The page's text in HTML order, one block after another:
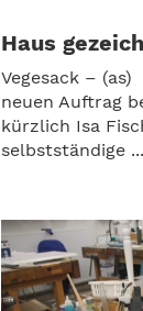
Haus
Vegesack –
neuen Auftrag
kürzlich Isa
selbstständige ...